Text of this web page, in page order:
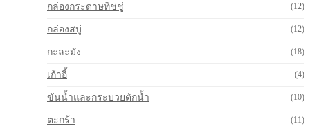
กล่องกระดาษทิชชู่ (12)
กล่องสบู่ (12)
กะละมัง (18)
เก้าอี้ (4)
ขันน้ำและกระบวยตักน้ำ (10)
ตะกร้า (11)